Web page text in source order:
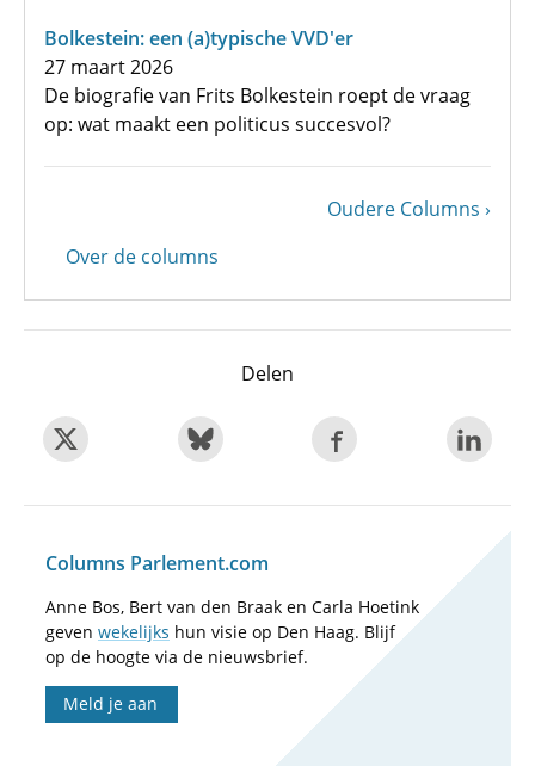
Bolkestein: een (a)typische VVD'er
27 maart 2026
De biografie van Frits Bolkestein roept de vraag
op: wat maakt een politicus succesvol?
Volgende
Oudere Columns
Over de columns
Delen
Columns Parlement.com
Anne Bos, Bert van den Braak en Carla Hoetink
geven wekelijks hun visie op Den Haag. Blijf
op de hoogte via de nieuwsbrief.
Meld je aan